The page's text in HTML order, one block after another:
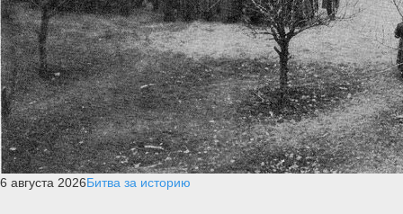
6 августа 2026Битва за историю